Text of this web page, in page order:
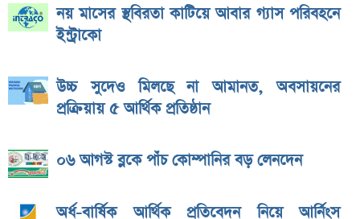
নয় মাসের স্থবিরতা কাটিয়ে আবার গ্যাস পরিবহনে
ইন্ট্রাকো
উচ্চ সুদেও মিলছে না আমানত, অবসায়নের
প্রক্রিয়ায় ৫ আর্থিক প্রতিষ্ঠান
০৬ আগস্ট ব্লকে পাঁচ কোম্পানির বড় লেনদেন
অর্ধ-বার্ষিক আর্থিক প্রতিবেদন নিয়ে আর্নিংস